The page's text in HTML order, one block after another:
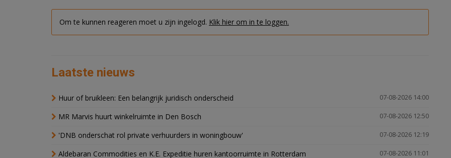
Om te kunnen reageren moet u zijn ingelogd. Klik hier om in te loggen.
Laatste nieuws
07-08-2026 14:00
Huur of bruikleen: Een belangrijk juridisch onderscheid
07-08-2026 12:50
MR Marvis huurt winkelruimte in Den Bosch
07-08-2026 12:19
'DNB onderschat rol private verhuurders in woningbouw'
07-08-2026 11:01
Aldebaran Commodities en K.E. Expeditie huren kantoorruimte in Rotterdam